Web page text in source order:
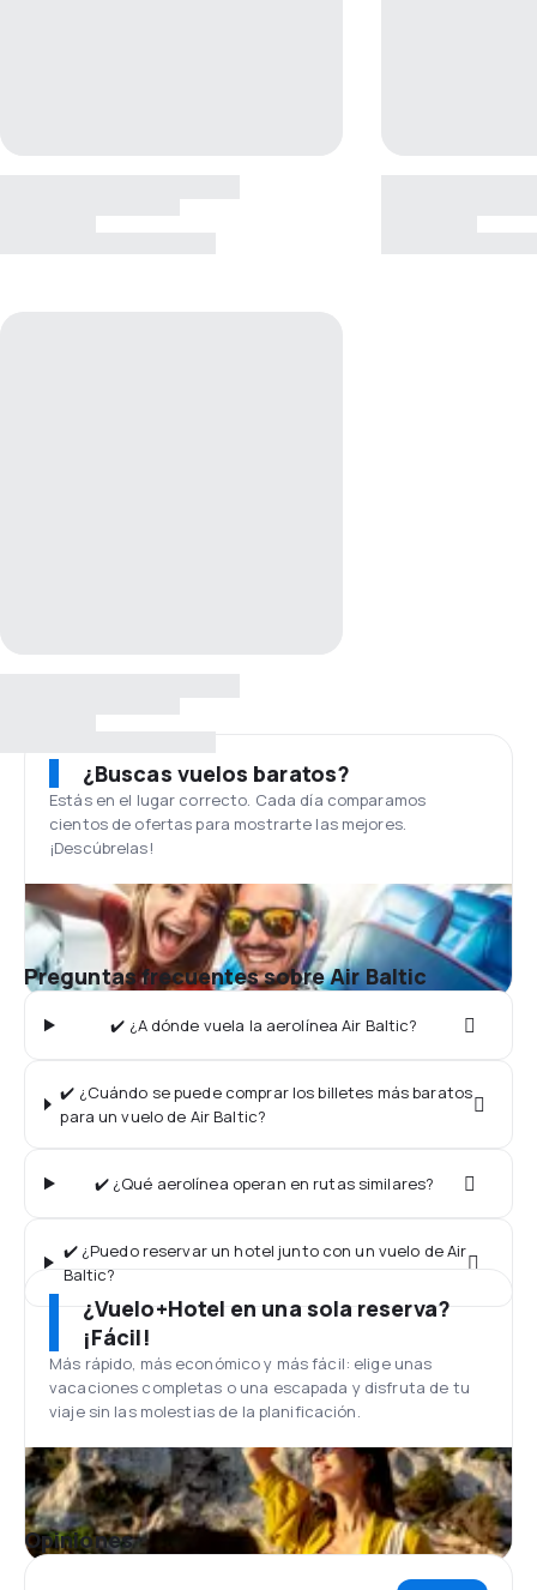
¿Buscas vuelos baratos?
Estás en el lugar correcto. Cada día comparamos
cientos de ofertas para mostrarte las mejores.
¡Descúbrelas!
Preguntas frecuentes sobre Air Baltic
✔️ ¿A dónde vuela la aerolínea Air Baltic?
✔️ ¿Cuándo se puede comprar los billetes más baratos
para un vuelo de Air Baltic?
✔️ ¿Qué aerolínea operan en rutas similares?
✔️ ¿Puedo reservar un hotel junto con un vuelo de Air
Baltic?
¿Vuelo+Hotel en una sola reserva?
¡Fácil!
Más rápido, más económico y más fácil: elige unas
vacaciones completas o una escapada y disfruta de tu
viaje sin las molestias de la planificación.
Opiniones